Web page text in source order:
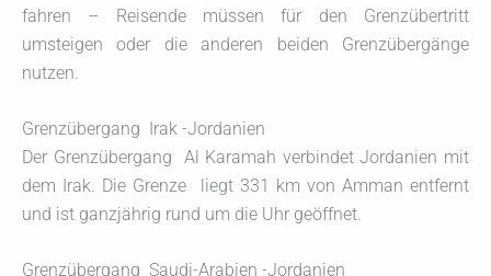
fahren – Reisende müssen für den Grenzübertritt
umsteigen oder die anderen beiden Grenzübergänge
nutzen.
Grenzübergang Irak -Jordanien
Der Grenzübergang Al Karamah verbindet Jordanien mit
dem Irak. Die Grenze liegt 331 km von Amman entfernt
und ist ganzjährig rund um die Uhr geöffnet.
Grenzübergang Saudi-Arabien -Jordanien